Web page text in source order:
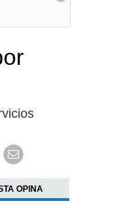
OPINA